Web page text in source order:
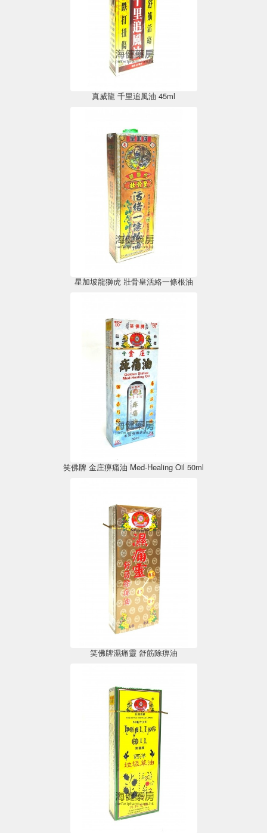
真威龍 千里追風油 45ml
星加坡龍獅虎 壯骨皇活絡一條根油
笑佛牌 金庄痹痛油 Med-Healing Oil 50ml
笑佛牌濕痛靈 舒筋除痹油